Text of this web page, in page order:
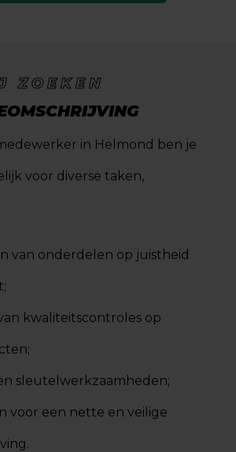
ZOEKEN
in Helmond ben je
voor diverse taken,
van onderdelen op juistheid
kwaliteitscontroles op
sleutelwerkzaamheden;
voor een nette en veilige